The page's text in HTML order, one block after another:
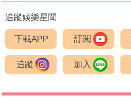
追蹤娛樂星聞
下載APP 訂閱
追蹤 加入